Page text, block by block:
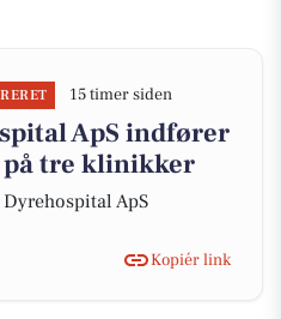
15 timer siden
ApS indfører
tre klinikker
ApS
Kopiér link